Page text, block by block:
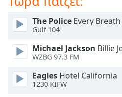
dialog
window.
Escape
and
close
The Police Every
Gulf 104
Michael Jackson Billie
WZBG 97.3 FM
Eagles Hotel California
1230 KIFW